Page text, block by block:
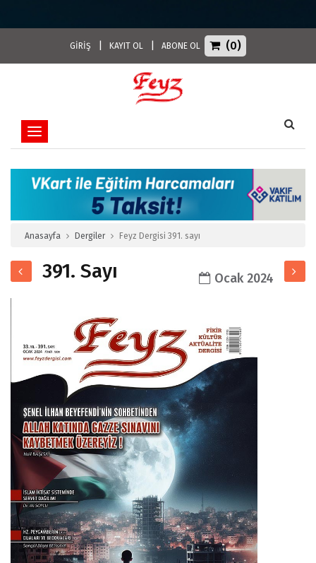
GİRİŞ KAYIT OL ABONE OL (0)
Toggle navigation
Anasayfa Dergiler Feyz Dergisi 391. sayı
391. Sayı Ocak 2024